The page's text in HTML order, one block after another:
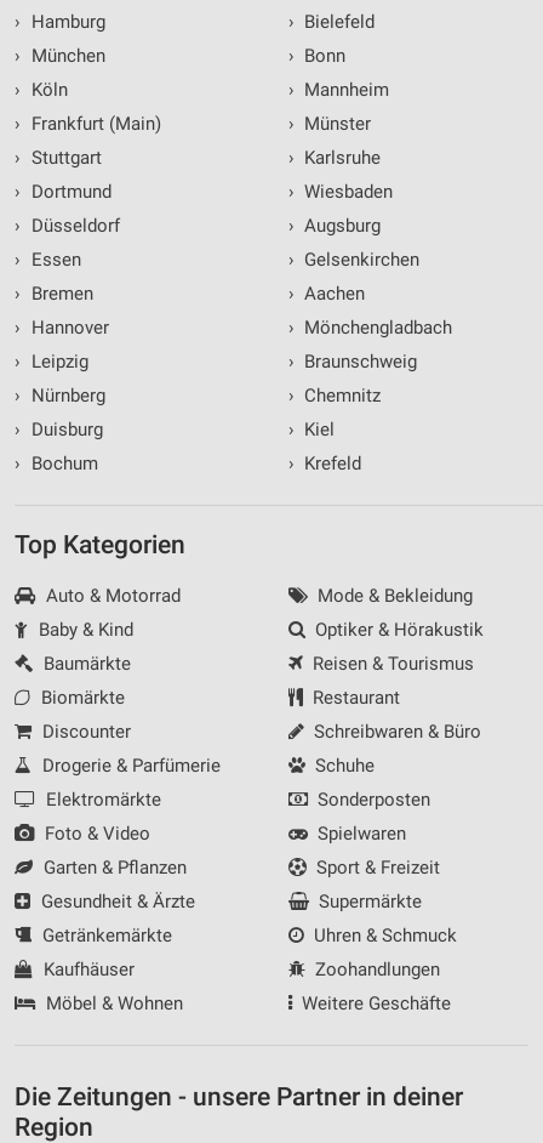
›
Hamburg
›
München
›
Köln
›
Frankfurt (Main)
› Stuttgart
›
Dortmund
›
Düsseldorf
›
Essen
›
Bremen
›
Hannover
›
Leipzig
›
Nürnberg
›
Duisburg
›
Bochum
› Bielefeld
› Bonn
› Mannheim
› Münster
› Karlsruhe
› Wiesbaden
› Augsburg
› Gelsenkirchen
› Aachen
› Mönchengladbach
› Braunschweig
› Chemnitz
› Kiel
› Krefeld
Top Kategorien
Auto & Motorrad
Baby & Kind
Baumärkte
Biomärkte
Discounter
Drogerie & Parfümerie
Elektromärkte
Foto & Video
Garten & Pflanzen
Gesundheit & Ärzte
Getränkemärkte
Kaufhäuser
Möbel & Wohnen
Mode & Bekleidung
Optiker & Hörakustik
Reisen & Tourismus
Restaurant
Schreibwaren & Büro
Schuhe
Sonderposten
Spielwaren
Sport & Freizeit
Supermärkte
Uhren & Schmuck
Zoohandlungen
Weitere Geschäfte
Die Zeitungen - unsere Partner in deiner
Region